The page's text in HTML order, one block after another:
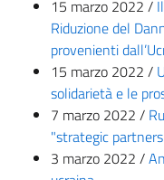
15 marzo 2022 /
Riduzione del
provenienti
15 marzo 2022 /
solidarietà e le
7 marzo 2022 /
"strategic
3 marzo 2022 /